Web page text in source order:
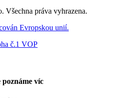
práva vyhrazena.
Evropskou unií.
č.1 VOP
poznáme víc